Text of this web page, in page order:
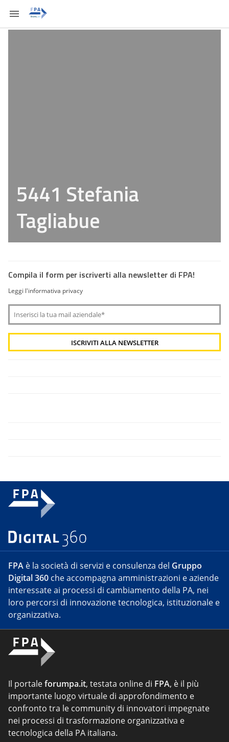
5441 Stefania
Tagliabue
Compila il form per iscriverti alla newsletter di FPA!
Leggi l'informativa privacy
FPA è la società di servizi e consulenza del Gruppo
Digital 360 che accompagna amministrazioni e aziende
interessate ai processi di cambiamento della PA, nei
loro percorsi di innovazione tecnologica, istituzionale e
organizzativa.
Il portaleforumpa.it, testata online di FPA, è il più
importante luogo virtuale di approfondimento e
confronto tra le community di innovatori impegnate
nei processi di trasformazione organizzativa e
tecnologica della PA italiana.